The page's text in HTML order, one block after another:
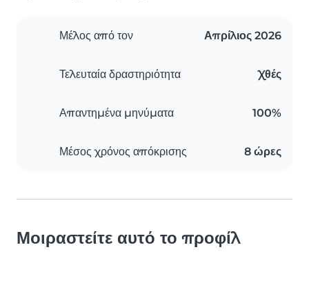
Μέλος από τον Απρίλιος 2026
Τελευταία δραστηριότητα Χθές
Απαντημένα μηνύματα 100%
Μέσος χρόνος απόκρισης 8 ώρες
Μοιραστείτε αυτό το προφίλ